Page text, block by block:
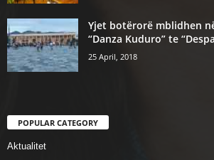
Yjet botërorë mblidhen
“Danza Kuduro” te
25 April, 2018
POPULAR CATEGORY
Aktualitet